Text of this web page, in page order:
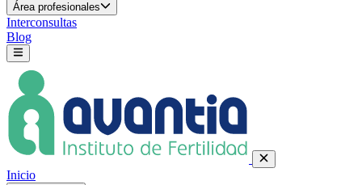
Área profesionales
Interconsultas
Blog
Inicio